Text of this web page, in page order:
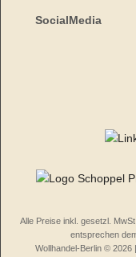
SocialMedia
Alle Preise inkl. gesetzl.
entsprechen
Wollhandel-Berlin © 2026